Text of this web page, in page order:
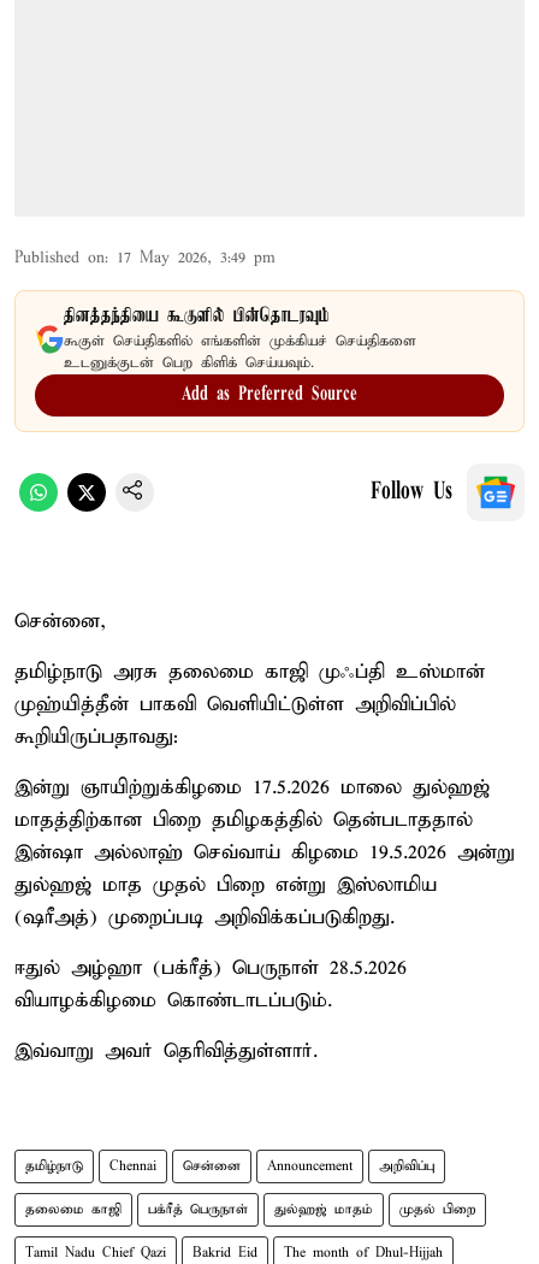
Published on: 17 May 2026, 3:49 pm
தினத்தந்தியை கூகுளில் பின்தொடரவும்
கூகுள் செய்திகளில் எங்களின் முக்கியச் செய்திகளை
உடனுக்குடன் பெற கிளிக் செய்யவும்.
Add as Preferred Source
Follow Us
சென்னை,
தமிழ்நாடு அரசு தலைமை காஜி முஃப்தி உஸ்மான்
முஹ்யித்தீன் பாகவி வெளியிட்டுள்ள அறிவிப்பில்
கூறியிருப்பதாவது:
இன்று ஞாயிற்றுக்கிழமை 17.5.2026 மாலை துல்ஹஜ்
மாதத்திற்கான பிறை தமிழகத்தில் தென்படாததால்
இன்ஷா அல்லாஹ் செவ்வாய் கிழமை 19.5.2026 அன்று
துல்ஹஜ் மாத முதல் பிறை என்று இஸ்லாமிய
(ஷரீஅத்) முறைப்படி அறிவிக்கப்படுகிறது.
ஈதுல் அழ்ஹா (பக்ரீத்) பெருநாள் 28.5.2026
வியாழக்கிழமை கொண்டாடப்படும்.
இவ்வாறு அவர் தெரிவித்துள்ளார்.
தமிழ்நாடு Chennai சென்னை Announcement அறிவிப்பு
தலைமை காஜி பக்ரீத் பெருநாள் துல்ஹஜ் மாதம் முதல் பிறை
Tamil Nadu Chief Qazi Bakrid Eid The month of Dhul-Hijjah